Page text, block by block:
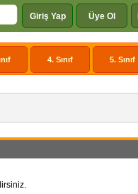
Giriş Yap Üye Ol
4. Sınıf 5. Sınıf